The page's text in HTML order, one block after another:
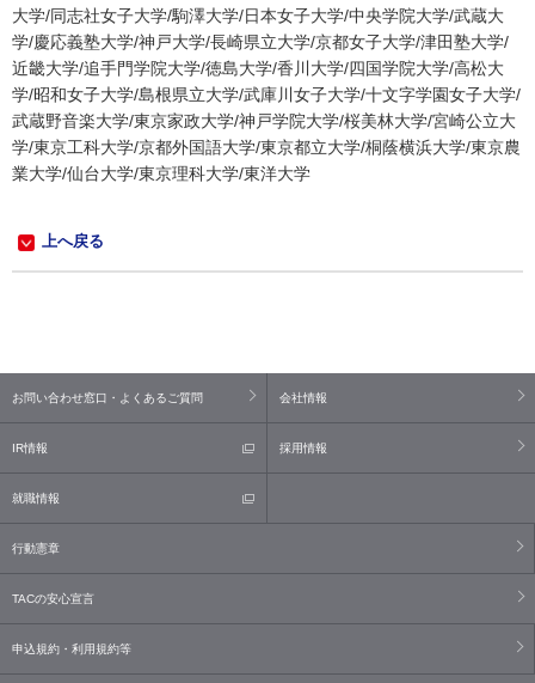
大学/同志社女子大学/駒澤大学/日本女子大学/中央学院大学/武蔵大
学/慶応義塾大学/神戸大学/長崎県立大学/京都女子大学/津田塾大学/
近畿大学/追手門学院大学/徳島大学/香川大学/四国学院大学/高松大
学/昭和女子大学/島根県立大学/武庫川女子大学/十文字学園女子大学/
武蔵野音楽大学/東京家政大学/神戸学院大学/桜美林大学/宮崎公立大
学/東京工科大学/京都外国語大学/東京都立大学/桐蔭横浜大学/東京農
業大学/仙台大学/東京理科大学/東洋大学
上へ戻る
お問い合わせ窓口・よくあるご質問 会社情報
IR情報 採用情報
就職情報
行動憲章
TACの安心宣言
申込規約・利用規約等